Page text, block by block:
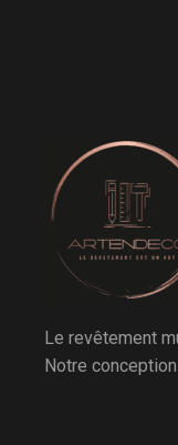
Le revêtement
Notre